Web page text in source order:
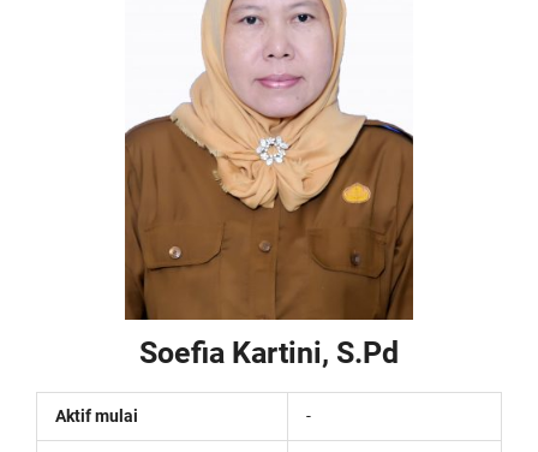
Soefia Kartini, S.Pd
Aktif mulai -